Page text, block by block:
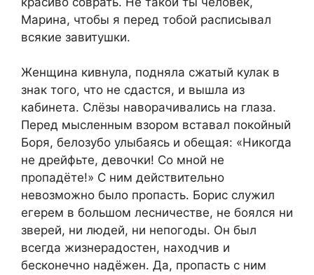
Марина, чтобы я перед тобой расписывал
всякие завитушки.
Женщина кивнула, подняла сжатый кулак в
знак того, что не сдастся, и вышла из
кабинета. Слёзы наворачивались на глаза.
Перед мысленным взором вставал покойный
Боря, белозубо улыбаясь и обещая: «Никогда
не дрейфьте, девочки! Со мной не
пропадёте!» С ним действительно
невозможно было пропасть. Борис служил
егерем в большом лесничестве, не боялся ни
зверей, ни людей, ни непогоды. Он был
всегда жизнерадостен, находчив и
бесконечно надёжен. Да, пропасть с ним